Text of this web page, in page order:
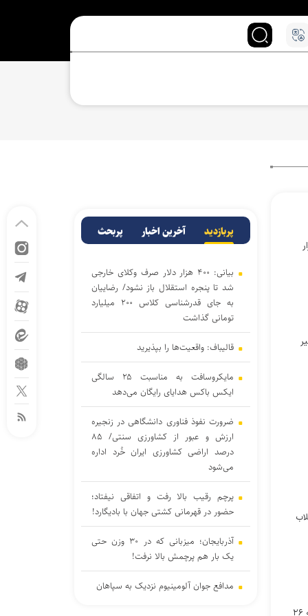
کتاب امسال از حمایت ۸۱ هزار
انقلاب
آیین رونمایی کتاب «خورشید در میان» درباره بررسی ملاقات با امام زمان(عج) با حضور حجت‌الاسلام حمیدرضا محمدی‌خراسانی نویسنده‌ اثر‌، جمعه ۲۶
پربازدید آخرین اخبار پربحث
بیانی: ۴۰۰ هزار دلار صرف وکلای خارجی
شد تا پنجره استقلال باز نشود/ رضاییان
به جای قدرشناسی کلاس ۲۰۰ میلیارد
تومانی گذاشت
قالیباف: واقعیت‌ها را بپذیرید
مایکروسافت به مناسبت ۲۵ سالگی
ایکس باکس هدایای رایگان می‌دهد
ضرورت نفوذ فناوری دانشگاهی در زنجیره
ارزش و عبور از کشاورزی سنتی/ ۸۵
درصد اراضی کشاورزی ایران خُرد اداره
می‌شود
پرچم رقیب بالا رفت و اتفاقی نیفتاد؛
حضور در قهرمانی کشتی جهان با بادیگارد!
آذربایجان؛ میزبانی که در ۳۰ وزن حتی
یک بار هم پرچمش بالا نرفت!
مدافع جوان آلومینیوم نزدیک به سپاهان